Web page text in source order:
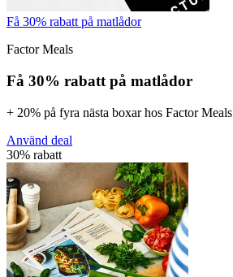
Få 30% rabatt på matlådor
Factor Meals
Få 30% rabatt på matlådor
+ 20% på fyra nästa boxar hos Factor Meals
Använd deal
30% rabatt